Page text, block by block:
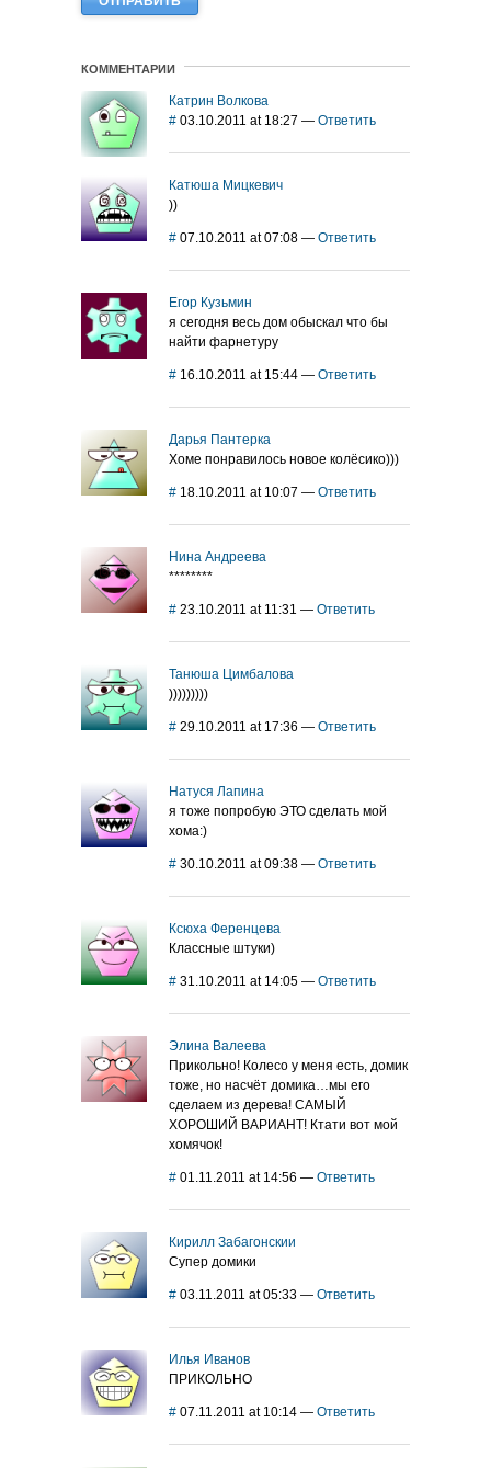
КОММЕНТАРИИ
Катрин Волкова
# 03.10.2011 at 18:27 — Ответить
Катюша Мицкевич
))
# 07.10.2011 at 07:08 — Ответить
Егор Кузьмин
я сегодня весь дом обыскал что бы
найти фарнетуру
# 16.10.2011 at 15:44 — Ответить
Дарья Пантерка
Хоме понравилось новое колёсико)))
# 18.10.2011 at 10:07 — Ответить
Нина Андреева
********
# 23.10.2011 at 11:31 — Ответить
Танюша Цимбалова
)))))))))
# 29.10.2011 at 17:36 — Ответить
Натуся Лапина
я тоже попробую ЭТО сделать мой
хома:)
# 30.10.2011 at 09:38 — Ответить
Ксюха Ференцева
Классные штуки)
# 31.10.2011 at 14:05 — Ответить
Элина Валеева
Прикольно! Колесо у меня есть, домик
тоже, но насчёт домика…мы его
сделаем из дерева! САМЫЙ
ХОРОШИЙ ВАРИАНТ! Ктати вот мой
хомячок!
# 01.11.2011 at 14:56 — Ответить
Кирилл Забагонскии
Супер домики
# 03.11.2011 at 05:33 — Ответить
Илья Иванов
ПРИКОЛЬНО
# 07.11.2011 at 10:14 — Ответить